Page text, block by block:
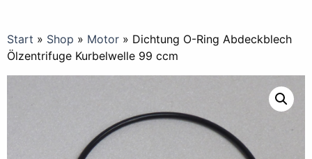
Start » Shop » Motor » Dichtung O-Ring Abdeckblech
Ölzentrifuge Kurbelwelle 99 ccm